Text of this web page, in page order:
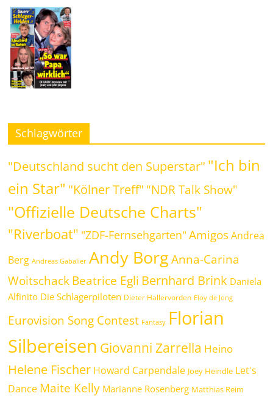
Schlagwörter
"Deutschland sucht den Superstar" "Ich bin
ein Star" "Kölner Treff" "NDR Talk Show"
"Offizielle Deutsche Charts"
"Riverboat" "ZDF-Fernsehgarten" Amigos Andrea
Berg Andreas Gabalier Andy Borg Anna-Carina
WoitschackBeatrice Egli Bernhard Brink Daniela
Alfinito Die Schlagerpiloten Dieter Hallervorden Eloy de Jong
Eurovision Song Contest Fantasy Florian
Silbereisen Giovanni Zarrella Heino
Helene Fischer Howard Carpendale Joey Heindle Let's
Dance Maite Kelly Marianne Rosenberg Matthias Reim